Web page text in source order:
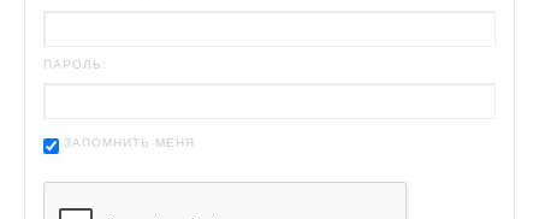
ПАРОЛЬ:
ЗАПОМНИТЬ МЕНЯ